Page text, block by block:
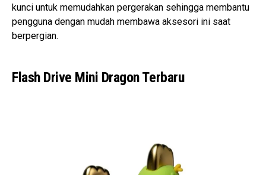
kunci untuk memudahkan pergerakan sehingga membantu
pengguna dengan mudah membawa aksesori ini saat
berpergian.
Flash Drive Mini Dragon Terbaru